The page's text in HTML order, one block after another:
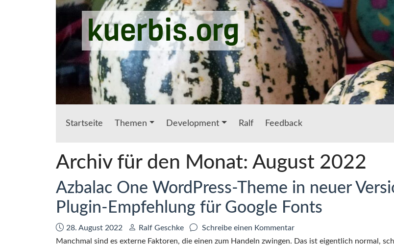
Zum Hauptinhalt springenkuerbis.org
Startseite Themen Development Ralf Feedback
Archiv für den Monat: August 2022
Azbalac One WordPress-Theme in neuer
Plugin-Empfehlung für Google Fonts
Datum:
28. August 2022 Autor:
Ralf Geschke Schreibe einen Kommentarzu
Azbalac
Manchmal sind es externe Faktoren, die einen zum Handeln zwingen. Das ist eigentlich normal,